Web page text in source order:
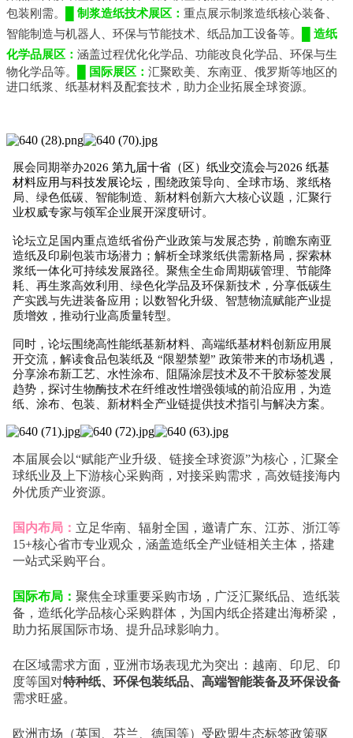
包装刚需。
█ 制浆造纸技术展区： 重点展示制浆造纸核心装备、
智能制造与机器人、环保与节能技术、纸品加工设备等。
█ 造纸
化学品展区： 涵盖过程优化化学品、功能改良化学品、环保与生
物化学品等。
█ 国际展区： 汇聚欧美、东南亚、俄罗斯等地区的
进口纸浆、纸基材料及配套技术，助力企业拓展全球资源。
展会同期举办2026 第九届十省（区）纸业交流会与2026 纸基
材料应用与科技发展论坛 ，围绕政策导向、全球市场、浆纸格
局、绿色低碳、智能制造、新材料创新六大核心议题，汇聚行
业权威专家与领军企业展开深度研讨。
论坛立足国内重点造纸省份产业政策与发展态势，前瞻东南亚
造纸及印刷包装市场潜力；解析全球浆纸供需新格局，探索林
浆纸一体化可持续发展路径。聚焦全生命周期碳管理、节能降
耗、再生浆高效利用、绿色化学品及环保新技术，分享低碳生
产实践与先进装备应用；以数智化升级、智慧物流赋能产业提
质增效，推动行业高质量转型。
同时，论坛围绕高性能纸基新材料、 高端纸基材料创新应用展
开交流，解读食品包装纸及 “限塑禁塑” 政策带来的市场机遇，
分享涂布新工艺、 水性涂布 、阻隔涂层技术及不干胶标签发展
趋势，探讨生物酶技术在纤维改性增强领域的前沿应用，为造
纸、涂布、包装、新材料全产业链提供技术指引与解决方案。
本届展会以“赋能产业升级、链接全球资源”为核心， 汇聚全
球纸业及上下游核心采购商，对接采购需求，高效链接海内
外优质产业资源。
国内布局： 立足华南、辐射全国，邀请广东、江苏、浙江等
15+核心省市专业观众，涵盖造纸全产业链相关主体，搭建
一站式采购平台。
国际布局： 聚焦全球重要采购市场，广泛汇聚纸品、造纸装
备，造纸化学品核心采购群体，为国内纸企搭建出海桥梁，
助力拓展国际市场、提升品球影响力。
在区域需求方面，亚洲市场表现尤为突出：越南、印尼、印
度等国对特种纸、环保包装纸品、高端智能装备及环保设备
需求旺盛。
欧洲市场（英国、芬兰、德国等）受欧盟生态标签政策驱